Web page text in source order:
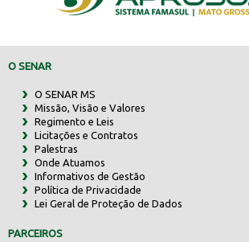
O SENAR
O SENAR MS
Missão, Visão e Valores
Regimento e Leis
Licitações e Contratos
Palestras
Onde Atuamos
Informativos de Gestão
Política de Privacidade
Lei Geral de Proteção de Dados
PARCEIROS